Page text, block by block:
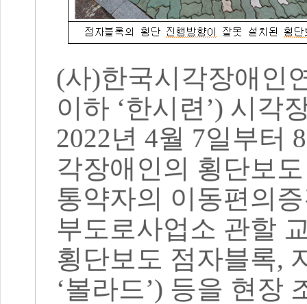
(사)한국시각장애인
이하 ‘한시련 ’) 시각
2022년 4월 7일부터 8
각장애인의 횡단보
통약자의 이동편의
부도로사업소 관할
횡단보도 점자블록,
‘볼라드’) 등을 현장